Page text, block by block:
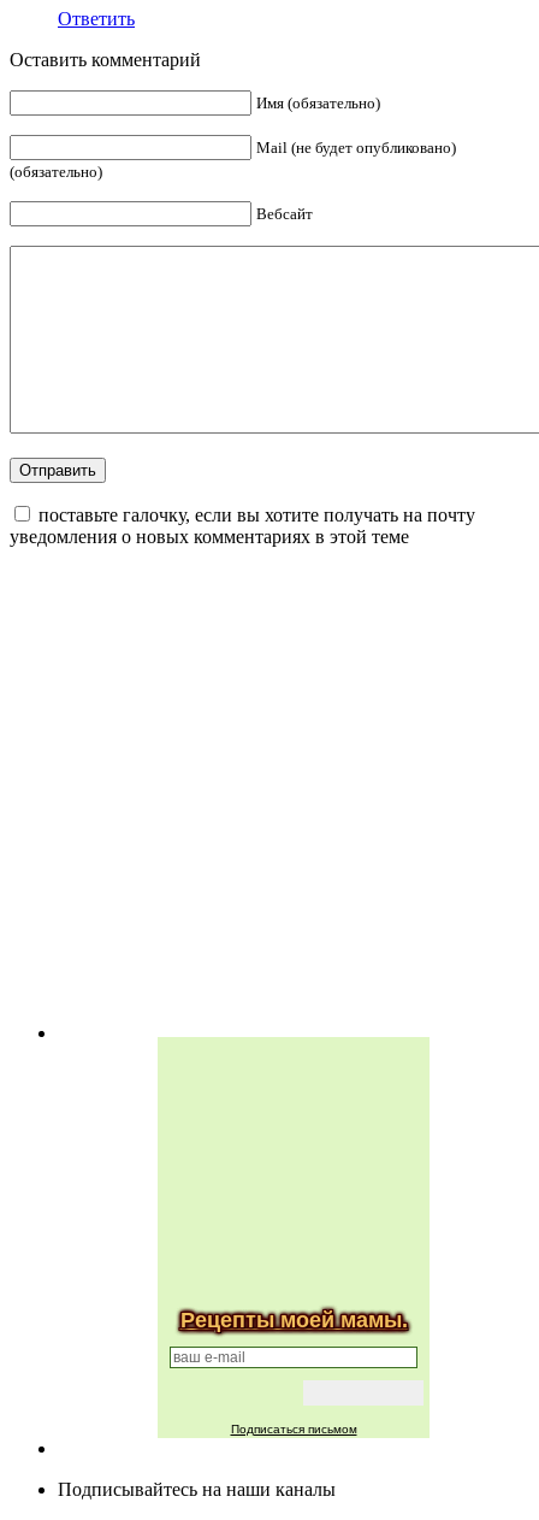
Ответить
Оставить комментарий
Имя (обязательно)
Mail (не будет опубликовано)
(обязательно)
Вебсайт
поставьте галочку, если вы хотите получать на почту
уведомления о новых комментариях в этой теме
Рецепты моей мамы.
Подписаться письмом
Подписывайтесь на наши каналы